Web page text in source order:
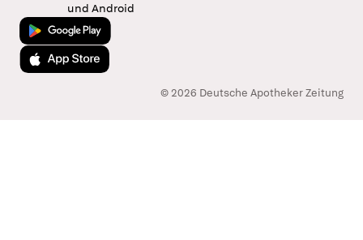
und Android
Jetzt bei Google Play
Laden im App Store
© 2026 Deutsche Apotheker Zeitung